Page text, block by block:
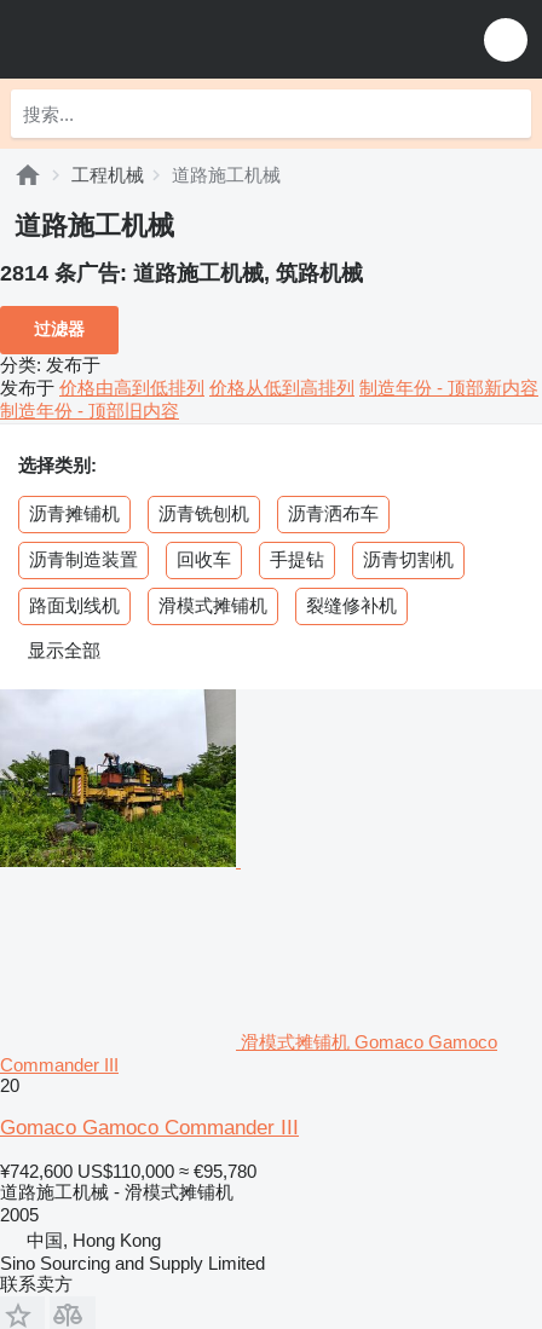
工程机械 道路施工机械
道路施工机械
2814 条广告: 道路施工机械, 筑路机械
过滤器
分类: 发布于
发布于 价格由高到低排列 价格从低到高排列 制造年份 - 顶部新内容
制造年份 - 顶部旧内容
选择类别:
沥青摊铺机 沥青铣刨机 沥青洒布车
沥青制造装置 回收车 手提钻 沥青切割机
路面划线机 滑模式摊铺机 裂缝修补机
显示全部
滑模式摊铺机 Gomaco Gamoco
Commander III
20
Gomaco Gamoco Commander III
¥742,600 US$110,000 ≈ €95,780
道路施工机械 - 滑模式摊铺机
2005
中国, Hong Kong
Sino Sourcing and Supply Limited
联系卖方